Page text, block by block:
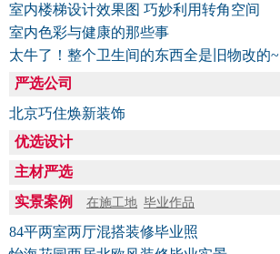
室内楼梯设计效果图 巧妙利用转角空间
室内色彩与健康的那些事
太牛了！整个卫生间的东西全是旧物改的~
严选公司
北京巧住焕新装饰
优选设计
主材严选
实景案例
在施工地 毕业作品
84平两室两厅混搭装修毕业照